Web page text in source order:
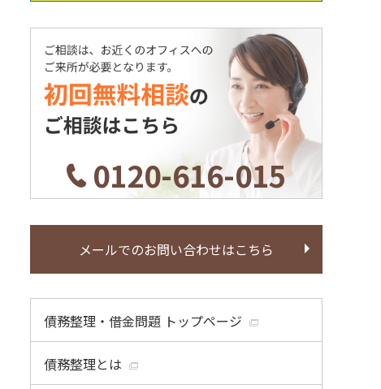
0120-616-015
メールでのお問い合わせはこちら
債務整理・借金問題 トップページ
債務整理とは